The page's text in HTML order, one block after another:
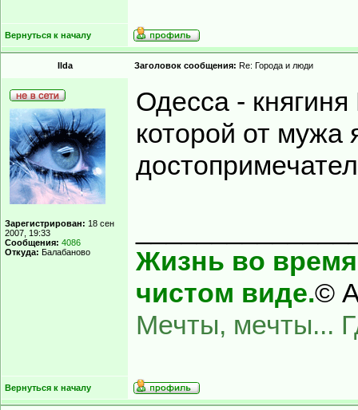
Вернуться к началу
Ilda Заголовок сообщения: Re: Города и люди
Зарегистрирован: 18 сен
2007, 19:33
Сообщения: 4086
Откуда: Балабаново
Одесса -
которой от мужа
Жизнь во время
чистом виде.©
Мечты, мечты...
Вернуться к началу